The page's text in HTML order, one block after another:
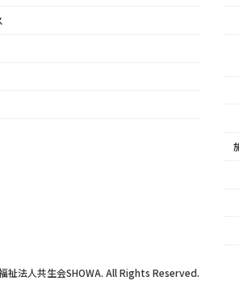
法人共生会SHOWA. All Rights Reserved.